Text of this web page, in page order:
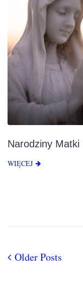
Narodziny Matki
WIĘCEJ
Older Posts